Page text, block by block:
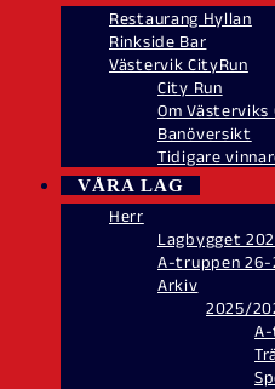
Restaurang Hyllan
Rinkside Bar
Västervik CityRun
City Run
Om Västerviks
Banöversikt
Tidigare
VÅRA LAG
Herr
Lagbygget
A-truppen 26-
Arkiv
2025/